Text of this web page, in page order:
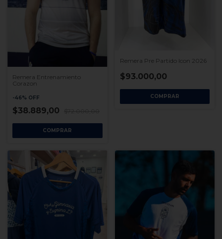
Remera Entrenamiento
Corazon
-46% OFF
$38.889,00
COMPRAR
Remera Pre Partido Icon 2026
$93.000,00
COMPRAR